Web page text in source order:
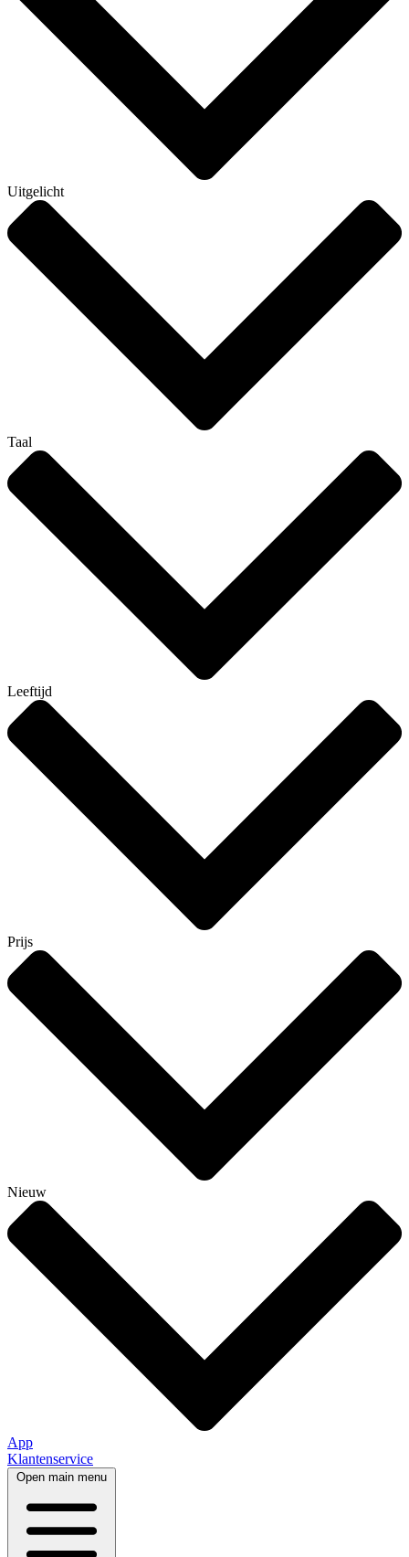
Uitgelicht
Taal
Leeftijd
Prijs
Nieuw
App
Klantenservice
Open main menu